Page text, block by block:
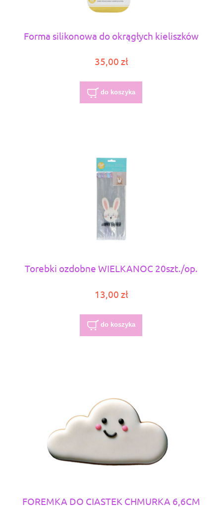
Forma silikonowa do okrągłych kieliszków
35,00 zł
do koszyka
Torebki ozdobne WIELKANOC 20szt./op.
13,00 zł
do koszyka
FOREMKA DO CIASTEK CHMURKA 6,6CM